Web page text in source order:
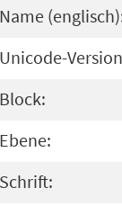
Name
Unicode-
Block:
Ebene:
Schrift: